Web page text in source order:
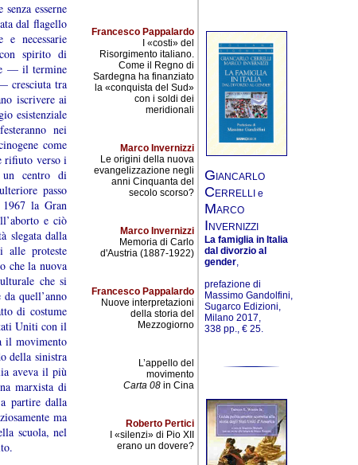
esserne
dal flagello
necessarie
spirito di
— il termine
cresciuta tra
iscrivere ai
esistenziale
nei
come
rifiuto verso i
un centro di
passo
la Gran
e ciò
slegata dalla
alle proteste
che la nuova
che si
quell’anno
di costume
Uniti con il
il movimento
della sinistra
aveva il più
marxista di
partire dalla
ma
scuola, nel
Francesco Pappalardo
I «costi» del
Risorgimento italiano.
Come il Regno di
Sardegna ha finanziato
la «conquista del Sud»
con i soldi dei
meridionali
Marco Invernizzi
Le origini della nuova
evangelizzazione negli
anni Cinquanta del
secolo scorso?
Marco Invernizzi
Memoria di Carlo
d'Austria (1887-1922)
Francesco Pappalardo
Nuove interpretazioni
della storia del
Mezzogiorno
L’appello del
movimento
Carta 08 in Cina
Roberto Pertici
I «silenzi» di Pio XII
erano un dovere?
GIANCARLO
CERRELLI e
MARCO
INVERNIZZI
La famiglia in Italia
dal divorzio al
gender
prefazione di
Massimo Gandolfini,
Sugarco Edizioni,
Milano 2017,
338 pp., € 25.